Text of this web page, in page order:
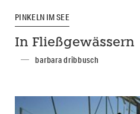
PINKELN IM SEE
In Fließgewässern
barbara dribbusch